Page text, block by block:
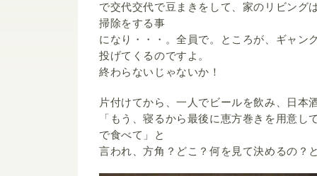
で交代交代で豆まきをして、家のリビング
掃除をする事
になり・・・。全員で。ところが、ギャン
投げてくるのですよ。
終わらないじゃないか！
片付けてから、一人でビールを飲み、日本
「もう、寝るから最後に恵方巻きを用意し
で食べて」と
言われ、方角？どこ？何を見て決めるの？